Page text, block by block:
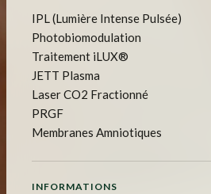
IPL (Lumière Intense Pulsée)
Photobiomodulation
Traitement iLUX®
JETT Plasma
Laser CO2 Fractionné
PRGF
Membranes Amniotiques
INFORMATIONS